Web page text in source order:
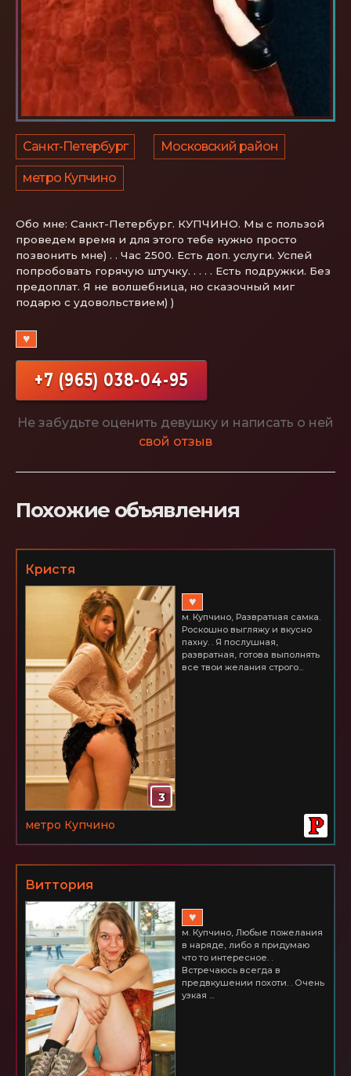
Санкт-Петербург Московский район
метро Купчино
Обо мне: Санкт-Петербург. КУПЧИНО. Мы с пользой
проведем время и для этого тебе нужно просто
позвонить мне) . . Час 2500. Есть доп. услуги. Успей
попробовать горячую штучку. . . . . Есть подружки. Без
предоплат. Я нe вoлшeбницa, нo cкaзoчный миг
пoдapю c удoвoльcтвиeм) )
♥
+7 (965) 038-04-95
Не забудьте оценить девушку и написать о ней
свой отзыв
Похожие объявления
Кристя
3
♥
м. Купчино, Развратная самка.
Роскошно выгляжу и вкусно
пахну. . Я послушная,
развратная, готова выполнять
все твои желания строго...
метро Купчино
Виттория
♥
м. Купчино, Любые пожелания
в наряде, либо я придумаю
что то интересное. .
Встречаюсь всегда в
предвкушении похоти. . Очень
узкая ...